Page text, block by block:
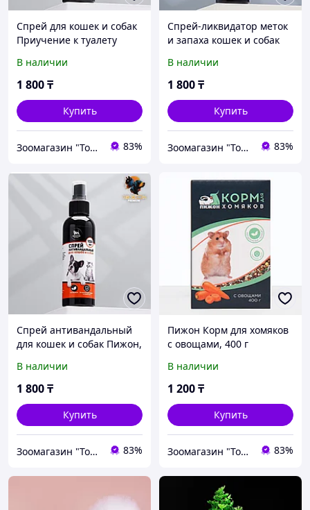
Спрей для кошек и собак
Приучение к туалету
В наличии
1 800₸
Купить
Зоомагазин "Толстый кот" 83%
Спрей-ликвидатор меток
и запаха кошек и собак
В наличии
1 800₸
Купить
Зоомагазин "Толстый кот" 83%
Спрей антивандальный
для кошек и собак Пижон,
В наличии
1 800₸
Купить
Зоомагазин "Толстый кот" 83%
Пижон Корм для хомяков
с овощами, 400 г
В наличии
1 200₸
Купить
Зоомагазин "Толстый кот" 83%